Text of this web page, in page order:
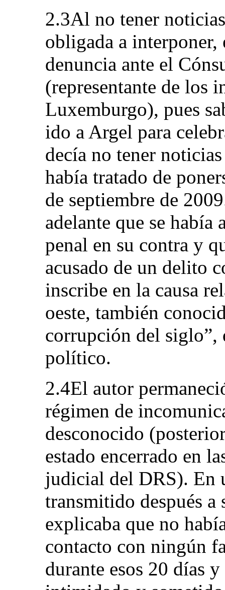
2.3Al no tener
obligada a interponer,
denuncia ante el
(representante de los
Luxemburgo), pues
ido a Argel para
decía no tener
había tratado de
de septiembre de
adelante que se
penal en su contra y
acusado de un delito
inscribe en la causa
oeste, también
corrupción del siglo”,
político.
2.4El autor
régimen de
desconocido
estado encerrado en
judicial del DRS). En
transmitido después
explicaba que no
contacto con ningún
durante esos 20 días